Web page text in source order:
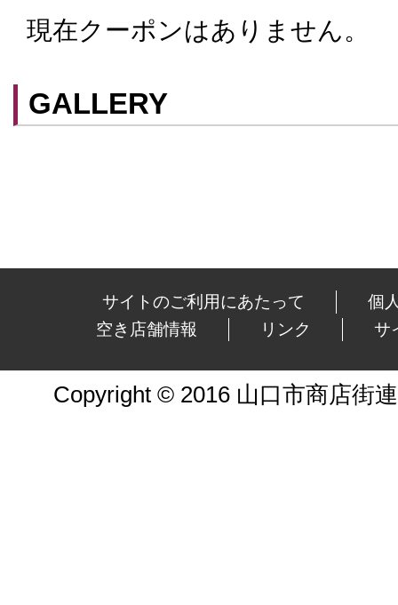
クーポンはスマートフォンに山口街中ア
てアプリ内のクーポン情報を提示する
ができます。
現在クーポンはありません。
GALLERY
サイトのご利用にあたって
個
空き店舗情報
リンク サ
Copyright © 2016 山口市商店街